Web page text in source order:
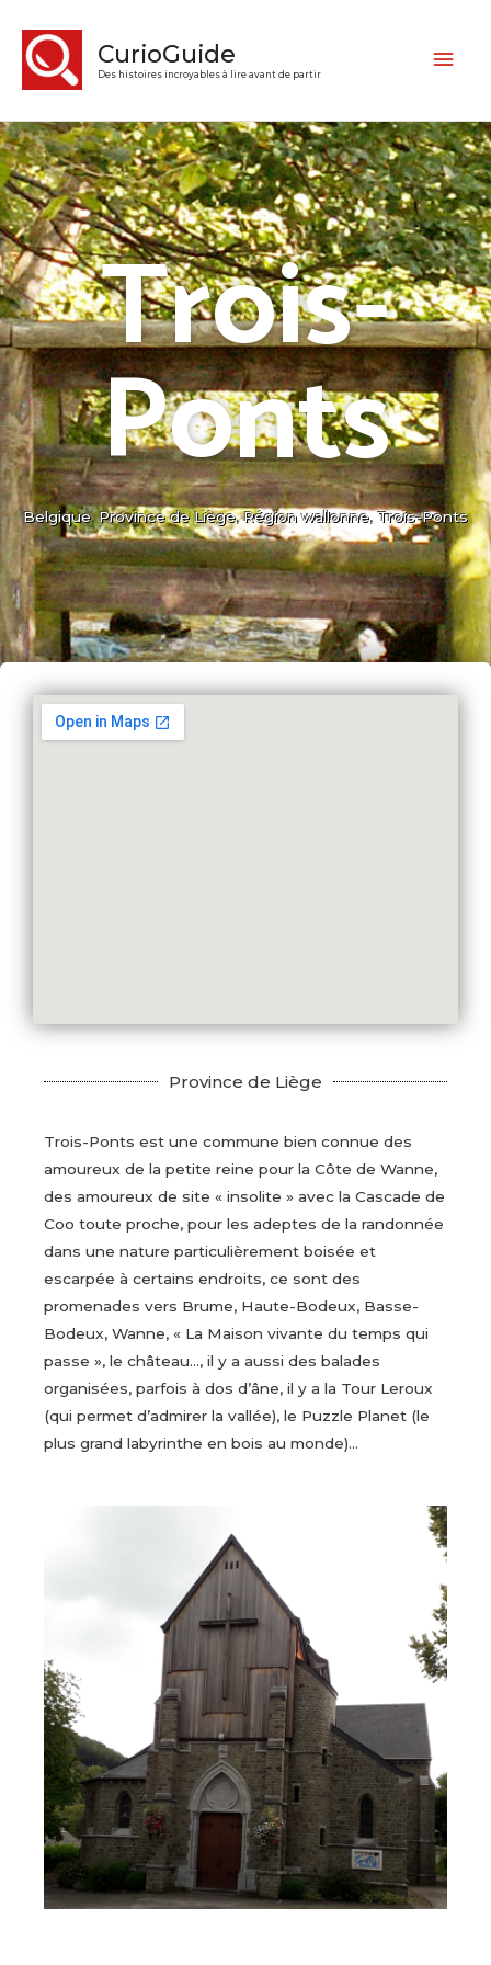
CurioGuide
Des histoires incroyables à lire avant de partir
Trois-
Ponts
Belgique,Province de Liège,Région wallonne,Trois-Ponts
Province de Liège
Trois-Ponts est une commune bien connue des
amoureux de la petite reine pour la Côte de Wanne,
des amoureux de site « insolite » avec la Cascade de
Coo toute proche, pour les adeptes de la randonnée
dans une nature particulièrement boisée et
escarpée à certains endroits, ce sont des
promenades vers Brume, Haute-Bodeux, Basse-
Bodeux, Wanne, « La Maison vivante du temps qui
passe », le château…, il y a aussi des balades
organisées, parfois à dos d’âne, il y a la Tour Leroux
(qui permet d’admirer la vallée), le Puzzle Planet (le
plus grand labyrinthe en bois au monde)…